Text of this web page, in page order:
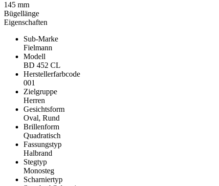
Eigenschaften
Sub-Marke
Fielmann
Modell
BD 452 CL
Herstellerfarbcode
001
Zielgruppe
Herren
Gesichtsform
Oval, Rund
Brillenform
Quadratisch
Fassungstyp
Halbrand
Stegtyp
Monosteg
Scharniertyp
145 mm
Bügellänge